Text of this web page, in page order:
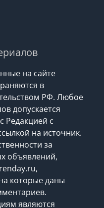
на сайте
в
РФ. Любое
допускается
Редакцией с
на источник.
за
объявлений,
которые даны
являются